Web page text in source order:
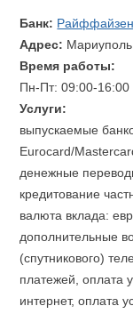
Банк:
Адрес:
Время работы:
Пн-Пт: 09:00-16:00
Услуги:
выпускаемые
Eurocard/
денежные
кредитование
валюта вклада:
дополнительные
(спутникового)
платежей, оплата
интернет, оплата